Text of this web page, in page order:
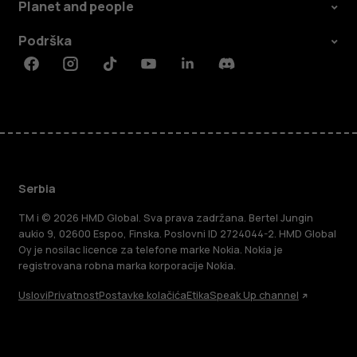
Planet and people
Podrška
FacebookInstagramTiktokYoutubeLinkedinDiscord
Serbia
TM i © 2026 HMD Global. Sva prava zadržana. Bertel Jungin
aukio 9, 02600 Espoo, Finska. Poslovni ID 2724044-2. HMD Global
Oy je nosilac licence za telefone marke Nokia. Nokia je
registrovana robna marka korporacije Nokia.
UsloviPrivatnostPostavke kolačićaEtikaSpeak Up channel